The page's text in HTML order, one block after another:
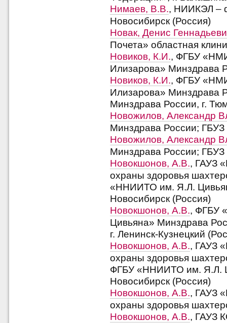
Нимаев, В.В., НИИКЭЛ –
Новосибирск (Россия)
Новак, Денис
Почета» областная
Новиков, К.И., ФГБУ
Илизарова» Минздрава
Новиков, К.И., ФГБУ
Илизарова» Минздрава
Минздрава России, г.
Новожилов, Александр
Минздрава России; ГБУЗ
Новожилов, Александр
Минздрава России; ГБУЗ
Новокшонов, А.В., ГАУЗ
охраны здоровья
«ННИИТО им. Я.Л.
Новосибирск (Россия)
Новокшонов, А.В., ФГБУ
Цивьяна» Минздрава
г. Ленинск-Кузнецкий
Новокшонов, А.В., ГАУЗ
охраны здоровья
ФГБУ «ННИИТО им. Я.Л.
Новосибирск (Россия)
Новокшонов, А.В., ГАУЗ
охраны здоровья
Новокшонов, А.В., ГАУЗ